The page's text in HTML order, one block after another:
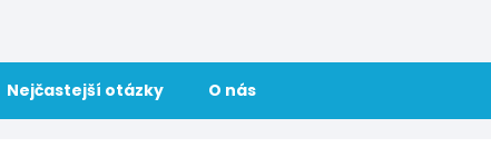
Nejčastejší otázky O nás